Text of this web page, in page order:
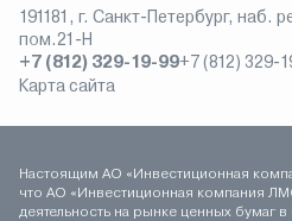
191181, г. Санкт-Петербург, наб.
пом.21-Н
+7 (812) 329-19-99+7 (812) 329-
Карта сайта
Настоящим АО «Инвестиционная
что АО «Инвестиционная компания
деятельность на рынке ценных бумаг